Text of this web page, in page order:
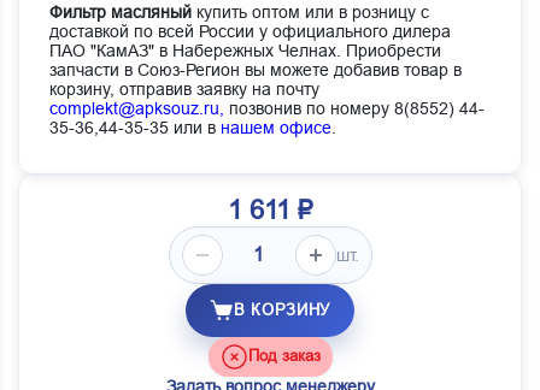
Фильтр масляный купить оптом или в розницу с
доставкой по всей России у официального дилера
ПАО "КамАЗ" в Набережных Челнах. Приобрести
запчасти в Союз-Регион вы можете добавив товар в
корзину, отправив заявку на почту
complekt@apksouz.ru,
позвонив по номеру 8(8552) 44-
35-36,44-35-35 или в нашем офисе
1 611 ₽
шт.
В КОРЗИНУ
Под заказ
Задать вопрос менеджеру